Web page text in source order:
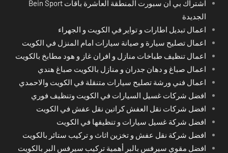
اشتراك بي ان سبورت المنطقة العاشرة باقات Bein Sport
الجديدة
اعمال تبديل اطارات و تواير في الكويت و الجهراء
اعمال تصليح سيارة و صيانة سيارات امام المنزل في الكويت
اعمال تنظيف طباخات منازل و افران غاز و هود مطابخ بالكويت
اعمال صباغ و دهان جدران و منازل بالكويت صباغ هندي
اعمال فني ورشة تصليح سيارات متنقلة في الكويت والاحمدي
افضل شركات غسيل السيارات في الكويت وتنظيف فوري
افضل شركات نقل العفش كراتين نقل عفش في الكويت
افضل شركة غسيل سيارات و تنظيفها في الكويت
افضل شركة نقل عفش و تخزين اثاث و تركيب ستائر بالكويت
افضل مقوي سيرفس بالبر أهمية تركيب سيرفس البر بالكويت